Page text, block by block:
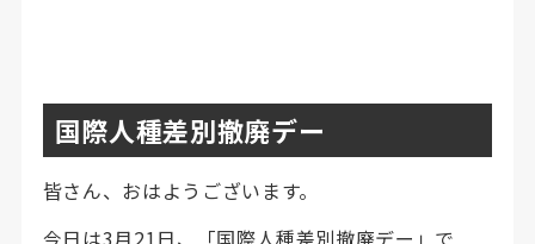
国際人種差別撤廃デー
皆さん、おはようございます。
今日は3月21日、「国際人種差別撤廃デー」で